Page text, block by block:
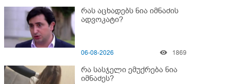
რას აცხადებს ნია იმნაძის
ადვოკატი?
06-08-2026 1869
რა სასჯელი ემუქრება ნია
იმნაძეს?